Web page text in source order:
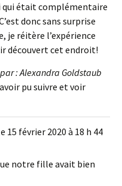
était complémentaire
donc sans surprise
je réitère l’expérience
découvert cet endroit!
: Alexandra Goldstaub
pu suivre et voir
15 février 2020 à 18 h 44
notre fille avait bien